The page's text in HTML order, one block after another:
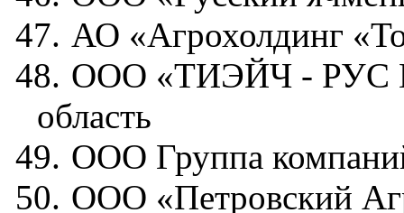
47. АО «Агрохолдинг
48. ООО «ТИЭЙЧ - РУС
область
49. ООО Группа
50. ООО «Петровский